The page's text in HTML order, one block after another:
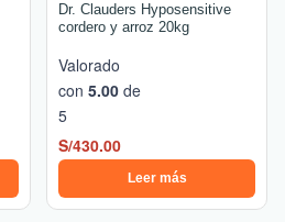
Dr. Clauders Hyposensitive
cordero y arroz 20kg
Valorado
con 5.00 de
5
S/430.00
Leer más